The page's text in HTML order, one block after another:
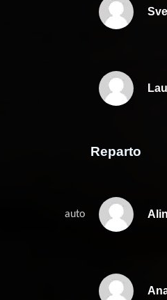
Reparto
auto